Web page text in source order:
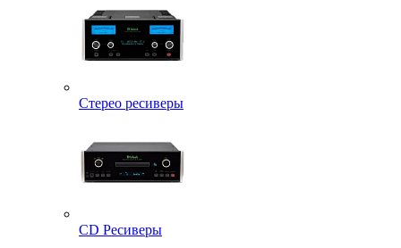
Стерео ресиверы
CD Ресиверы